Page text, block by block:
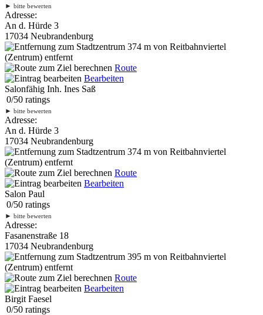
► bitte bewerten
Adresse:
An d. Hürde 3
17034 Neubrandenburg
374 m von Reitbahnviertel
(Zentrum) entfernt
Route
Bearbeiten
Salonfähig Inh. Ines Saß
0/50 ratings
► bitte bewerten
Adresse:
An d. Hürde 3
17034 Neubrandenburg
374 m von Reitbahnviertel
(Zentrum) entfernt
Route
Bearbeiten
Salon Paul
0/50 ratings
► bitte bewerten
Adresse:
Fasanenstraße 18
17034 Neubrandenburg
395 m von Reitbahnviertel
(Zentrum) entfernt
Route
Bearbeiten
Birgit Faesel
0/50 ratings